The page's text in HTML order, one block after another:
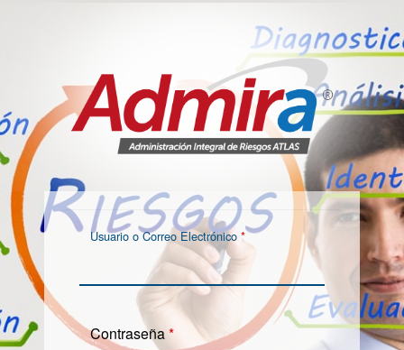
Usuario o Correo Electrónico *
Contraseña*